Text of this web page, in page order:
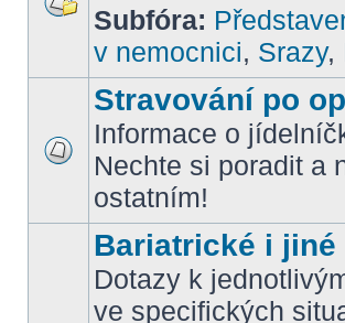
Subfóra:
v nemocnici, Srazy,
Stravování po
Informace o
Nechte si poradit a
ostatním!
Bariatrické i jiné
Dotazy k
ve specifických